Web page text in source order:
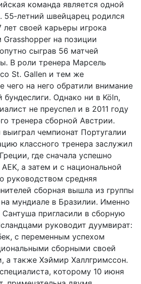
команда является одной
55‑летний швейцарец родился
своей карьеры игрока
на позиции
сыграв 56 матчей
В роли тренера Марсель
St. Gallen и тем же
чего на него обратили внимание
бундеслиги. Однако ни в Köln,
не преуспел и в 2011 году
тренера сборной Австрии.
чемпионат Португалии
классного тренера заслужил
где сначала успешно
а затем и с национальной
руководством средняя
сборная вышла из группы
мундиале в Бразилии. Именно
Сантуша пригласили в сборную
руководит дуумвират:
с переменным успехом
сборными своей
а также Хэймир Халлгримссон.
которому 10 июня